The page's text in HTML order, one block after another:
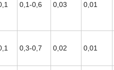
0,1-0,6 0,03 0,01
0,3-0,7 0,02 0,01